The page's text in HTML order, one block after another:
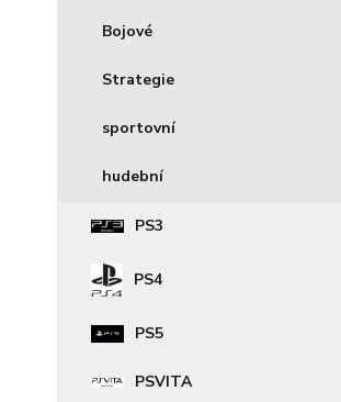
Bojové
Strategie
sportovní
hudební
PS3
PS4
PS5
PSVITA